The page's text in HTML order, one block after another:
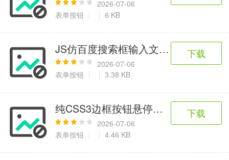
2026-07-06
表单按钮
6 KB
JS仿百度搜索框输入文字删除代码
2026-07-06
表单按钮
3.38 KB
下载
纯CSS3边框按钮悬停特效
2026-07-06
表单按钮
4.46 KB
下载